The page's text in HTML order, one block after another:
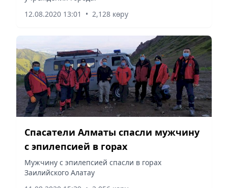
12.08.2020 13:01
• 2,128 көру
Спасатели Алматы спасли мужчину
с эпилепсией в горах
Мужчину с эпилепсией спасли в горах
Заилийского Алатау